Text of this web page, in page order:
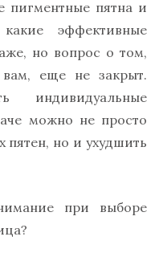
пигментные пятна и
эффективные
но вопрос о том,
еще не закрыт.
индивидуальные
можно не просто
пятен, но и ухудшить
при выборе